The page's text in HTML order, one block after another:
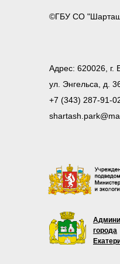
©ГБУ СО
Адрес: 620026, г.
ул. Энгельса, д.
+7 (343) 287-91-
города